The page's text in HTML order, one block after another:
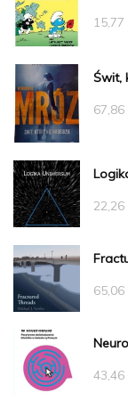
15,77
Świt,
67,86
22,26
65,06
43,46